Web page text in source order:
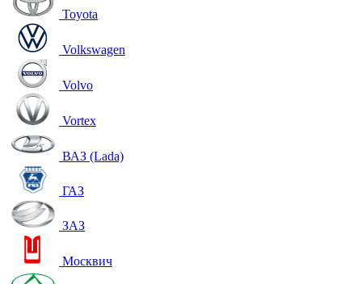
Toyota
Volkswagen
Volvo
Vortex
ВАЗ (Lada)
ГАЗ
ЗАЗ
Москвич